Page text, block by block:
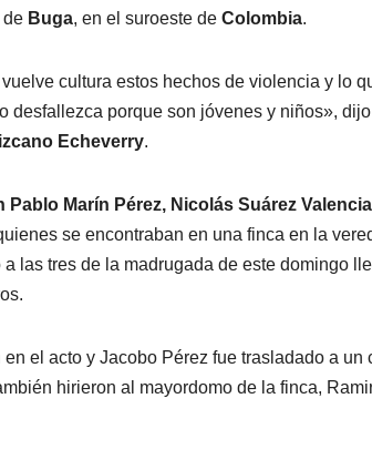
de Buga, en el suroeste de Colombia.
cultura estos hechos de violencia y lo
desfallezca porque son jóvenes y niños»,
Echeverry.
Pablo Marín Pérez, Nicolás Suárez
se encontraban en una finca en la
las tres de la madrugada de este domingo
el acto y Jacobo Pérez fue trasladado a
hirieron al mayordomo de la finca,